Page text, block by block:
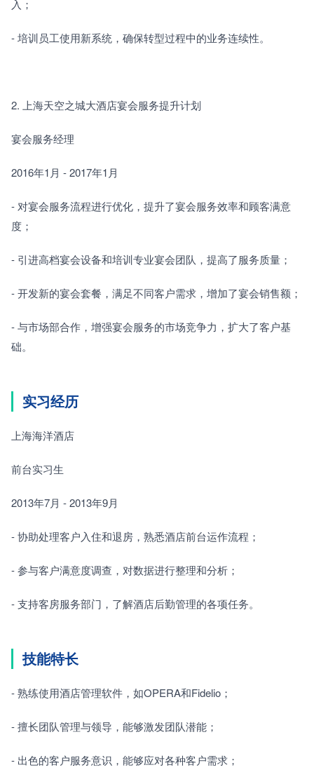
入；
- 培训员工使用新系统，确保转型过程中的业务连续性。
2. 上海天空之城大酒店宴会服务提升计划
宴会服务经理
2016年1月 - 2017年1月
- 对宴会服务流程进行优化，提升了宴会服务效率和顾客满意
度；
- 引进高档宴会设备和培训专业宴会团队，提高了服务质量；
- 开发新的宴会套餐，满足不同客户需求，增加了宴会销售额；
- 与市场部合作，增强宴会服务的市场竞争力，扩大了客户基
础。
实习经历
上海海洋酒店
前台实习生
2013年7月 - 2013年9月
- 协助处理客户入住和退房，熟悉酒店前台运作流程；
- 参与客户满意度调查，对数据进行整理和分析；
- 支持客房服务部门，了解酒店后勤管理的各项任务。
技能特长
- 熟练使用酒店管理软件，如OPERA和Fidelio；
- 擅长团队管理与领导，能够激发团队潜能；
- 出色的客户服务意识，能够应对各种客户需求；